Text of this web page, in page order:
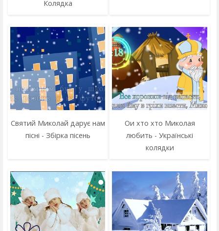
Колядка
Святий Миколай дарує нам
пісні - Збірка пісень
Ои хто хто Миколая
любить - Українські
колядки